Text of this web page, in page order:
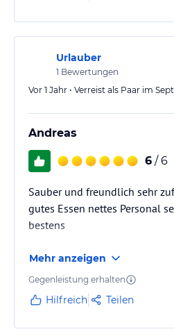
Urlauber
1 Bewertungen
Vor 1 Jahr • Verreist als Paar im
Andreas
6 / 6
Sauber und freundlich sehr
gutes Essen nettes Personal
bestens
Mehr anzeigen
Gegenleistung erhalten
Hilfreich Teilen